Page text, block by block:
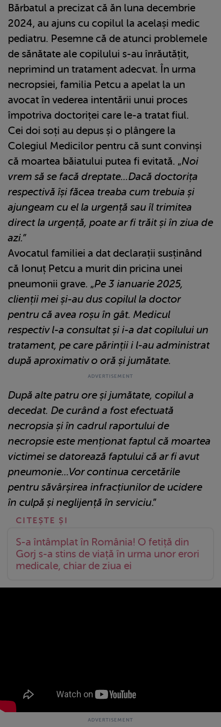
Bărbatul a precizat că ăn luna decembrie
2024, au ajuns cu copilul la același medic
pediatru. Pesemne că de atunci problemele
de sănătate ale copilului s-au înrăutățit,
neprimind un tratament adecvat. În urma
necropsiei, familia Petcu a apelat la un
avocat în vederea intentării unui proces
împotriva doctoriței care le-a tratat fiul.
Cei doi soți au depus și o plângere la
Colegiul Medicilor pentru că sunt convinși
că moartea băiatului putea fi evitată. „Noi
vrem să se facă dreptate...Dacă doctorița
respectivă își făcea treaba cum trebuia și
ajungeam cu el la urgență sau îl trimitea
direct la urgență, poate ar fi trăit și în ziua de
azi.”
Avocatul familiei a dat declarații susținând
că Ionuț Petcu a murit din pricina unei
pneumonii grave. „Pe 3 ianuarie 2025,
clienții mei și-au dus copilul la doctor
pentru că avea roșu în gât. Medicul
respectiv l-a consultat și i-a dat copilului un
tratament, pe care părinții i l-au administrat
după aproximativ o oră și jumătate.
După alte patru ore și jumătate, copilul a
decedat. De curând a fost efectuată
necropsia și în cadrul raportului de
necropsie este menționat faptul că moartea
victimei se datorează faptului că ar fi avut
pneumonie...Vor continua cercetările
pentru săvârșirea infracțiunilor de ucidere
în culpă și neglijență în serviciu.”
S-a întâmplat în România! O fetiță din
Gorj s-a stins de viață în urma unor erori
medicale, chiar de ziua ei